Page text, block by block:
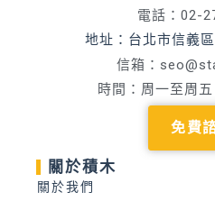
電話：02-
地址：台北市信義
信箱：
時間：周一至周
免費
關於積木
關於我們